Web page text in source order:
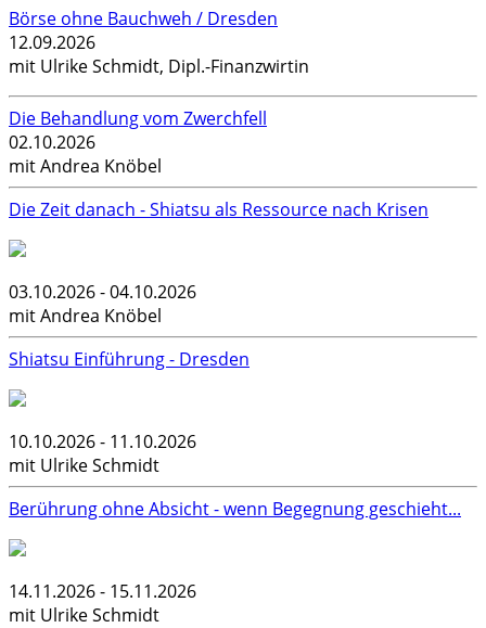
Börse ohne Bauchweh / Dresden
12.09.2026
mit Ulrike Schmidt, Dipl.-Finanzwirtin
Die Behandlung vom Zwerchfell
02.10.2026
mit Andrea Knöbel
Die Zeit danach - Shiatsu als Ressource nach Krisen
03.10.2026 - 04.10.2026
mit Andrea Knöbel
Shiatsu Einführung - Dresden
10.10.2026 - 11.10.2026
mit Ulrike Schmidt
Berührung ohne Absicht - wenn Begegnung geschieht...
14.11.2026 - 15.11.2026
mit Ulrike Schmidt